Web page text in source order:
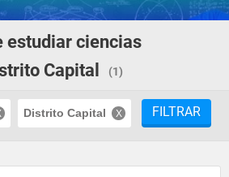
estudiar ciencias
Capital
(1)
Distrito Capital FILTRAR